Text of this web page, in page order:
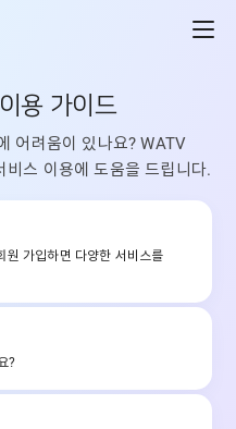
이용 가이드
어려움이 있나요? WATV
스 이용에 도움을 드립니다.
원 가입하면 다양한 서비스를
?